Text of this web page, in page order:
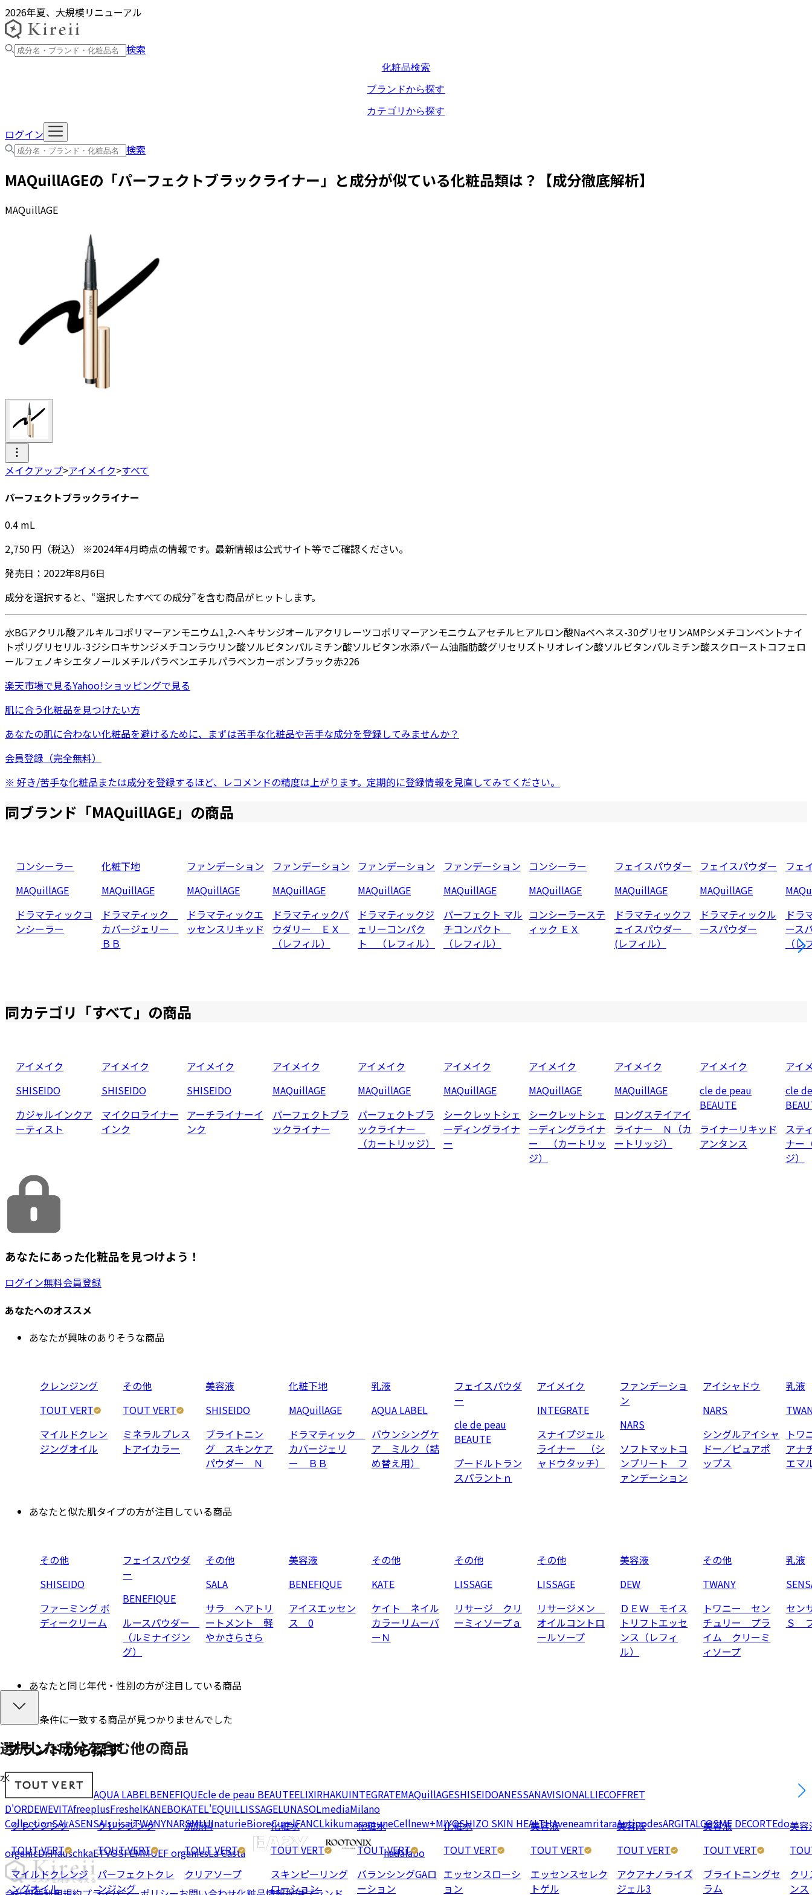
2026年夏、大規模リニューアル
検索
化粧品検索
ブランドから探す
カテゴリから探す
ログイン
検索
MAQuillAGEの「パーフェクトブラックライナー 」と成分が似ている化粧品類は？【成分徹底解析】
MAQuillAGE
メイクアップ>アイメイク>すべて
パーフェクトブラックライナー
0.4 mL
2,750 円 （税込） ※2024年4月時点の情報です。最新情報は公式サイト等でご確認ください。
発売日： 2022年8月6日
成分を選択すると、“選択したすべての成分”を含む商品がヒットします。
水BGアクリル酸アルキルコポリマーアンモニウム1,2-ヘキサンジオールアクリレーツコポリマーアンモニウムアセチルヒアルロン酸Naベヘネス-30グリセリンAMPシメチコンベントナイ
トポリグリセリル-3ジシロキサンジメチコンラウリン酸ソルビタンパルミチン酸ソルビタン水添パーム油脂肪酸グリセリズ トリオレイン酸ソルビタンパルミチン酸スクロース トコフェロ
ールフェノキシエタノールメチルパラベンエチルパラベンカーボンブラック赤226
楽天市場で見るYahoo!ショッピングで見る
肌に合う化粧品を見つけたい方
あなたの肌に合わない化粧品を避けるために、まずは苦手な化粧品や苦手な成分を登録してみませんか？
会員登録（完全無料）
※ 好き/苦手な化粧品または成分を登録するほど、レコメンドの精度は上がります。定期的に登録情報を見直してみてください。
同ブランド「MAQuillAGE」の商品
コンシーラー
MAQuillAGE
ドラマティックコ
ンシーラー
化粧下地
MAQuillAGE
ドラマティック
カバージェリー
ＢＢ
ファンデーション
MAQuillAGE
ドラマティックエ
ッセンスリキッド
ファンデーション
MAQuillAGE
ドラマティックパ
ウダリー ＥＸ
（レフィル）
ファンデーション
MAQuillAGE
ドラマティックジ
ェリーコンパク
ト （レフィル）
ファンデーション
MAQuillAGE
パーフェクト マル
チコンパクト
（レフィル）
コンシーラー
MAQuillAGE
コンシーラーステ
ィック ＥＸ
フェイスパウダー
MAQuillAGE
ドラマティックフ
ェイスパウダー
(レフィル）
フェイスパウダー
MAQuillAGE
ドラマティックル
ースパウダー
フェ
ドラ
ース
（レ
同カテゴリ「すべて」の商品
アイメイク
SHISEIDO
カジャルインクア
ーティスト
アイメイク
SHISEIDO
マイクロライナー
インク
アイメイク
SHISEIDO
アーチライナーイ
ンク
アイメイク
MAQuillAGE
パーフェクトブラ
ックライナー
アイメイク
MAQuillAGE
パーフェクトブラ
ックライナー
（カートリッジ）
アイメイク
MAQuillAGE
シークレットシェ
ーディングライナ
ー
アイメイク
MAQuillAGE
シークレットシェ
ーディングライナ
ー （カートリッ
ジ）
アイメイク
MAQuillAGE
ロングステイアイ
ライナー Ｎ（カ
ートリッジ）
アイメイク
cle de peau
BEAUTE
ライナーリキッド
アンタンス
アイ
cle
ステ
ナー
ジ）
選択した成分を含む他の商品
水
クレンジング
TOUT VERT
マイルドクレンジ
ングオイル
クレンジング
TOUT VERT
パーフェクトクレ
ンジング
洗顔料
TOUT VERT
クリアソープ
化粧水
TOUT VERT
スキンピーリング
ローション
化粧水
TOUT VERT
バランシングGAロ
ーション
化粧水
TOUT VERT
エッセンスローシ
ョン
美容液
TOUT VERT
エッセンスセレク
トゲル
美容液
TOUT VERT
アクアナノライズ
ジェル3
美容液
TOUT VERT
ブライトニングセ
ラム
美容
ク
ンス
あなたにあった化粧品を見つけよう！
ログイン無料会員登録
あなたへのオススメ
あなたが興味のありそうな商品
クレンジング
TOUT VERT
マイルドクレン
ジングオイル
その他
TOUT VERT
ミネラルプレス
トアイカラー
美容液
SHISEIDO
ブライトニン
グ スキンケア
パウダー Ｎ
化粧下地
MAQuillAGE
ドラマティック
カバージェリ
ー ＢＢ
乳液
AQUA LABEL
バウンシングケ
ア ミルク（詰
め替え用）
フェイスパウダ
ー
cle de peau
BEAUTE
プードルトラン
スパラントｎ
アイメイク
INTEGRATE
スナイプジェル
ライナー （シ
ャドウタッチ）
ファンデーショ
ン
NARS
ソフトマットコ
ンプリート フ
ァンデーション
アイシャドウ
NARS
シングルアイシャ
ドー／ピュアポ
ップス
乳液
ト
アナ
エマ
あなたと似た肌タイプの方が注目している商品
その他
SHISEIDO
ファーミング ボ
ディークリーム
フェイスパウダ
ー
BENEFIQUE
ルースパウダー
（ルミナイジン
グ）
その他
SALA
サラ ヘアトリ
ートメント 軽
やかさらさら
美容液
BENEFIQUE
アイスエッセン
ス 0
その他
KATE
ケイト ネイル
カラーリムーバ
ーＮ
その他
LISSAGE
リサージ クリ
ーミィソープａ
その他
LISSAGE
リサージメン
オイルコントロ
ールソープ
美容液
DEW
ＤＥＷ モイス
トリフトエッセ
ンス（レフィ
ル）
その他
TWANY
トワニー セン
チュリー プラ
イム クリーミ
ィソープ
乳液
セン
Ｓ
あなたと同じ年代・性別の方が注目している商品
条件に一致する商品が見つかりませんでした
ブランドから探す
AQUA LABELBENEFIQUEcle de peau BEAUTEELIXIRHAKUINTEGRATEMAQuillAGESHISEIDOANESSANAVISIONALLIECOFFRET
D'ORDEWEVITAfreeplusFreshelKANEBOKATEL'EQUILLISSAGELUNASOLmediaMilano
CollectionSALASENSAIsuisaiTWANYNARSMUJInaturieBioreCurelFANCLkikumasamuneCellnew+MIYOSHIZO SKIN HEALTHAveneamritaraAntipodesARGITALCOSME DECORTEdo
organicDr.HauschkaETVOSFEMMUEF organicsLa Casta hadalabo